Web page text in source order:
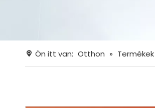
Ön itt van: Otthon » Termékek